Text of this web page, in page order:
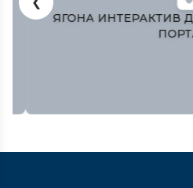
ЯГОНА ИНТЕРАКТИВ